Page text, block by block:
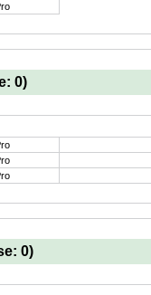
0)
0)